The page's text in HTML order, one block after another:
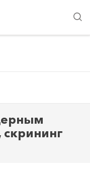
скрининг